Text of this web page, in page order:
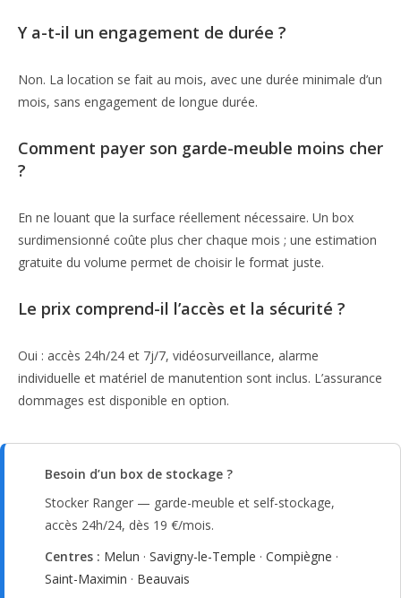
Y a-t-il un engagement de durée ?
Non. La location se fait au mois, avec une durée minimale d’un
mois, sans engagement de longue durée.
Comment payer son garde-meuble moins cher
?
En ne louant que la surface réellement nécessaire. Un box
surdimensionné coûte plus cher chaque mois ; une estimation
gratuite du volume permet de choisir le format juste.
Le prix comprend-il l’accès et la sécurité ?
Oui : accès 24h/24 et 7j/7, vidéosurveillance, alarme
individuelle et matériel de manutention sont inclus. L’assurance
dommages est disponible en option.
Besoin d’un box de stockage ?
Stocker Ranger — garde-meuble et self-stockage,
accès 24h/24, dès 19 €/mois.
Centres : Melun · Savigny-le-Temple · Compiègne ·
Saint-Maximin · Beauvais